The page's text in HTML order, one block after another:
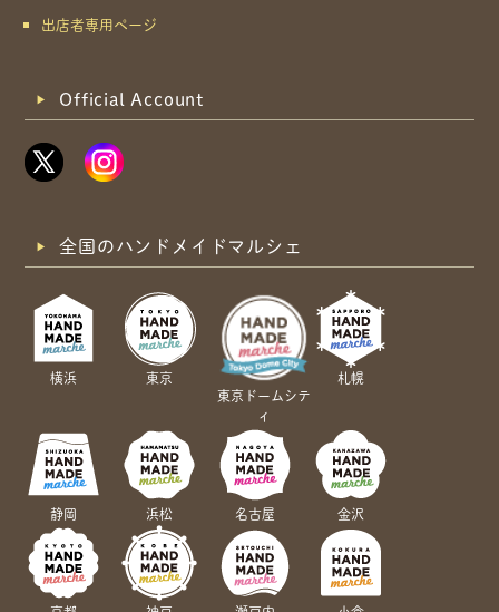
出店者専用ページ
Official Account
全国のハンドメイドマルシェ
横浜
東京
東京ドームシテ
ィ
札幌
静岡 浜松 名古屋 金沢